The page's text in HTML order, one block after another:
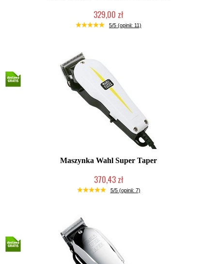
329,00 zł
Duża ilość (wysyłka w 24h)
5/5 (opinii: 11)
Maszynka Wahl Super Taper
370,43 zł
Mała ilość (wysyłka w 24h)
5/5 (opinii: 7)